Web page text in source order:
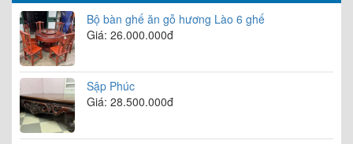
Bộ bàn ghế ăn gỗ hương Lào 6 ghế
Giá: 26.000.000đ
Sập Phúc
Giá: 28.500.000đ